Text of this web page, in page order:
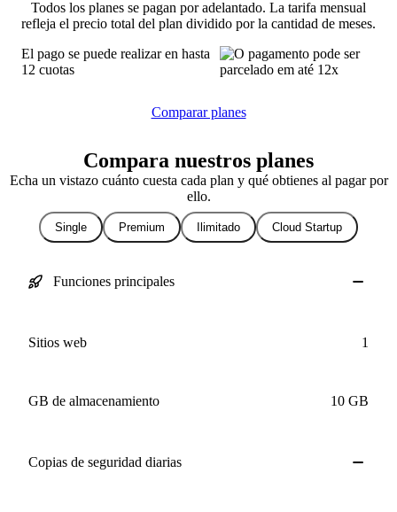
Todos los planes se pagan por adelantado. La tarifa mensual
refleja el precio total del plan dividido por la cantidad de meses.
El pago se puede realizar en hasta
12 cuotas
Comparar planes
Compara nuestros planes
Echa un vistazo cuánto cuesta cada plan y qué obtienes al pagar por
ello.
Single Premium Ilimitado Cloud Startup
Funciones principales
Sitios web 1
GB de almacenamiento 10 GB
Copias de seguridad diarias